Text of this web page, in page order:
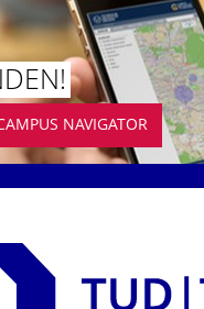
NAVIGATOR